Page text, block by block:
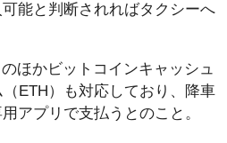
能と判断されればタクシーへ
ほかビットコインキャッシュ
（ETH）も対応しており、降車
アプリで支払うとのこと。